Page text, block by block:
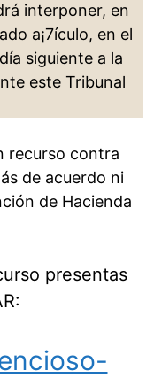
interponer, en
a¡7ículo, en el
siguiente a la
este Tribunal
recurso contra
de acuerdo ni
de Hacienda
presentas